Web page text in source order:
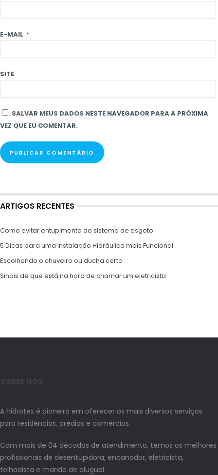
E-MAIL *
SITE
SALVAR MEUS DADOS NESTE NAVEGADOR PARA A PRÓXIMA
VEZ QUE EU COMENTAR.
ARTIGOS RECENTES
Como evitar entupimento do sistema de esgoto
5 Dicas para uma Instalação Hidráulica mais Funcional
Escolhendo o chuveiro ou ducha certo
Sinais de que está na hora de chamar um eletricista
A hidrotex é pioneira em oferecer os mais diversos serviços
para residências, prédios e comércios.
Com mais de 04 décadas de atendimento, temos os melhores
profissionais de desentupidora, encanador, eletricista,
telhadista e marido de aluguel.